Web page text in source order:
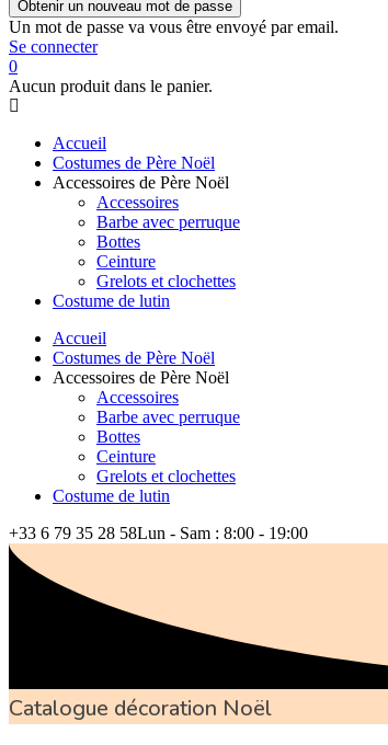
Un mot de passe va vous être envoyé par email.
Se connecter
0
Aucun produit dans le panier.
Accueil
Costumes de Père Noël
Accessoires de Père Noël
Accessoires
Barbe avec perruque
Bottes
Ceinture
Grelots et clochettes
Costume de lutin
Accueil
Costumes de Père Noël
Accessoires de Père Noël
Accessoires
Barbe avec perruque
Bottes
Ceinture
Grelots et clochettes
Costume de lutin
+33 6 79 35 28 58Lun - Sam : 8:00 - 19:00
Catalogue décoration Noël